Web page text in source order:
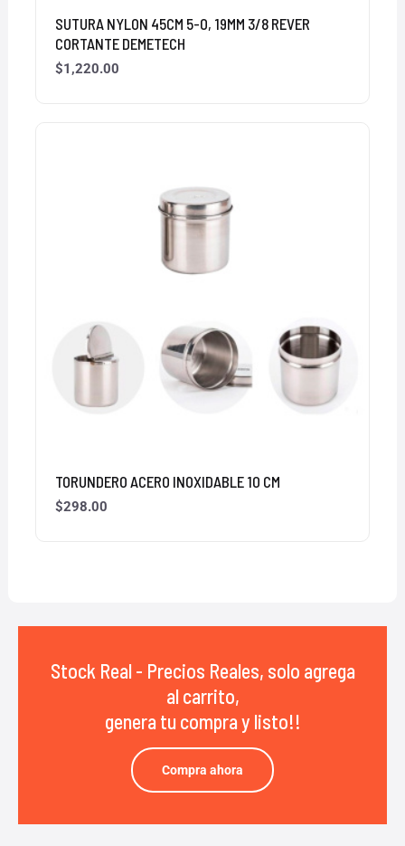
SUTURA NYLON 45CM 5-0, 19MM 3/8 REVER
CORTANTE DEMETECH
$1,220.00
TORUNDERO ACERO INOXIDABLE 10 CM
$298.00
Stock Real - Precios Reales, solo agrega
al carrito,
genera tu compra y listo!!
Compra ahora